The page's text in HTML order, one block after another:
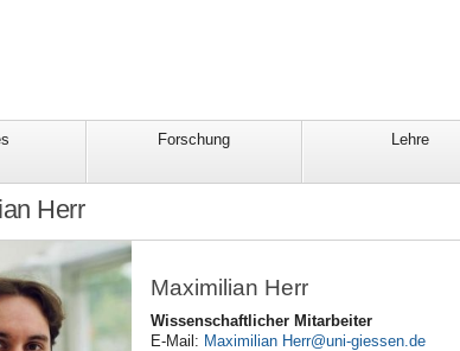
Forschung Lehre
Herr
Maximilian Herr
Wissenschaftlicher Mitarbeiter
E-Mail: Maximilian Herr